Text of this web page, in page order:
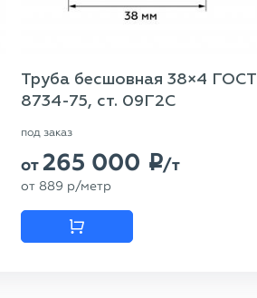
Труба бесшовная 38×4 ГОСТ
8734-75, ст. 09Г2С
под заказ
от 265 000 p/т
от 889 p/метр